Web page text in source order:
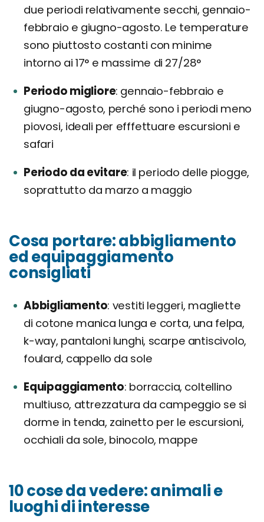
due periodi relativamente secchi, gennaio-
febbraio e giugno-agosto. Le temperature
sono piuttosto costanti con minime
intorno ai 17° e massime di 27/28°
Periodo migliore gennaio-febbraio e
giugno-agosto, perché sono i periodi meno
piovosi, ideali per efffettuare escursioni e
safari
Periodo da evitare il periodo delle piogge,
soprattutto da marzo a maggio
Cosa portare: abbigliamento
ed equipaggiamento
consigliati
Abbigliamento vestiti leggeri, magliette
di cotone manica lunga e corta, una felpa,
k-way, pantaloni lunghi, scarpe antiscivolo,
foulard, cappello da sole
Equipaggiamento borraccia, coltellino
multiuso, attrezzatura da campeggio se si
dorme in tenda, zainetto per le escursioni,
occhiali da sole, binocolo, mappe
10 cose da vedere: animali e
luoghi di interesse